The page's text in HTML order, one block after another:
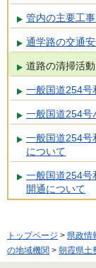
管内の主要工
通学路の交通
道路の清掃活動
一般国道254号
一般国道254号
一般国道254号
について
一般国道254号
開通について
トップページ > 県政情
の地域機関 > 朝霞県土